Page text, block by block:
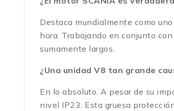
Destaca mundialmente como
hora. Trabajando en conjunto
sumamente largos.
¿Una unidad V8 tan grande
En lo absoluto. A pesar de su
nivel IP23. Esta gruesa